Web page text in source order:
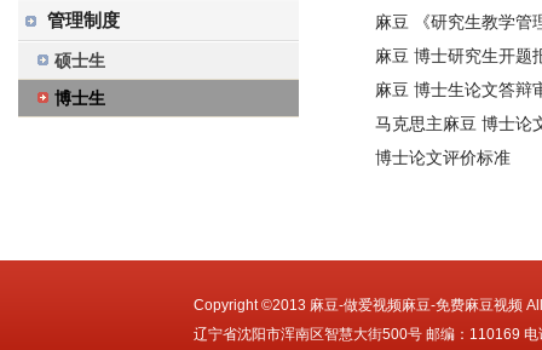
管理制度
硕士生
博士生
麻豆 《研究生教学管
麻豆 博士研究生开题
麻豆 博士生论文答辩
马克思主麻豆 博士论
博士论文评价标准
Copyright ©2013 麻豆-做爱视频麻豆-免费麻豆视频
辽宁省沈阳市浑南区智慧大街500号 邮编：110169